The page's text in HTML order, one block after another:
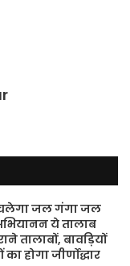
जल गंगा जल
ये तालाब
तालाबों, बावड़ियों
होगा जीर्णोद्धार